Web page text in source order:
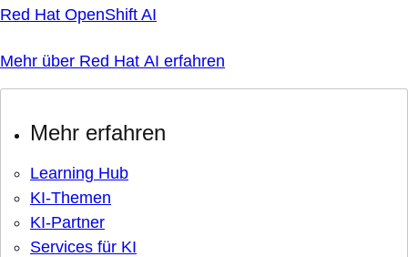
Red Hat OpenShift AI
Mehr über Red Hat AI erfahren
Mehr erfahren
Learning Hub
KI-Themen
KI-Partner
Services für KI